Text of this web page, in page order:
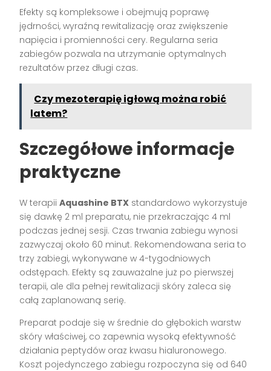
Efekty są kompleksowe i obejmują poprawę
jędrności, wyraźną rewitalizację oraz zwiększenie
napięcia i promienności cery. Regularna seria
zabiegów pozwala na utrzymanie optymalnych
rezultatów przez długi czas.
Czy mezoterapię igłową można robić
latem?
Szczegółowe informacje
praktyczne
W terapiiAquashine BTX standardowo wykorzystuje
się dawkę 2 ml preparatu, nie przekraczając 4 ml
podczas jednej sesji. Czas trwania zabiegu wynosi
zazwyczaj około 60 minut. Rekomendowana seria to
trzy zabiegi, wykonywane w 4-tygodniowych
odstępach. Efekty są zauważalne już po pierwszej
terapii, ale dla pełnej rewitalizacji skóry zaleca się
całą zaplanowaną serię.
Preparat podaje się w średnie do głębokich warstw
skóry właściwej, co zapewnia wysoką efektywność
działania peptydów oraz kwasu hialuronowego.
Koszt pojedynczego zabiegu rozpoczyna się od 640